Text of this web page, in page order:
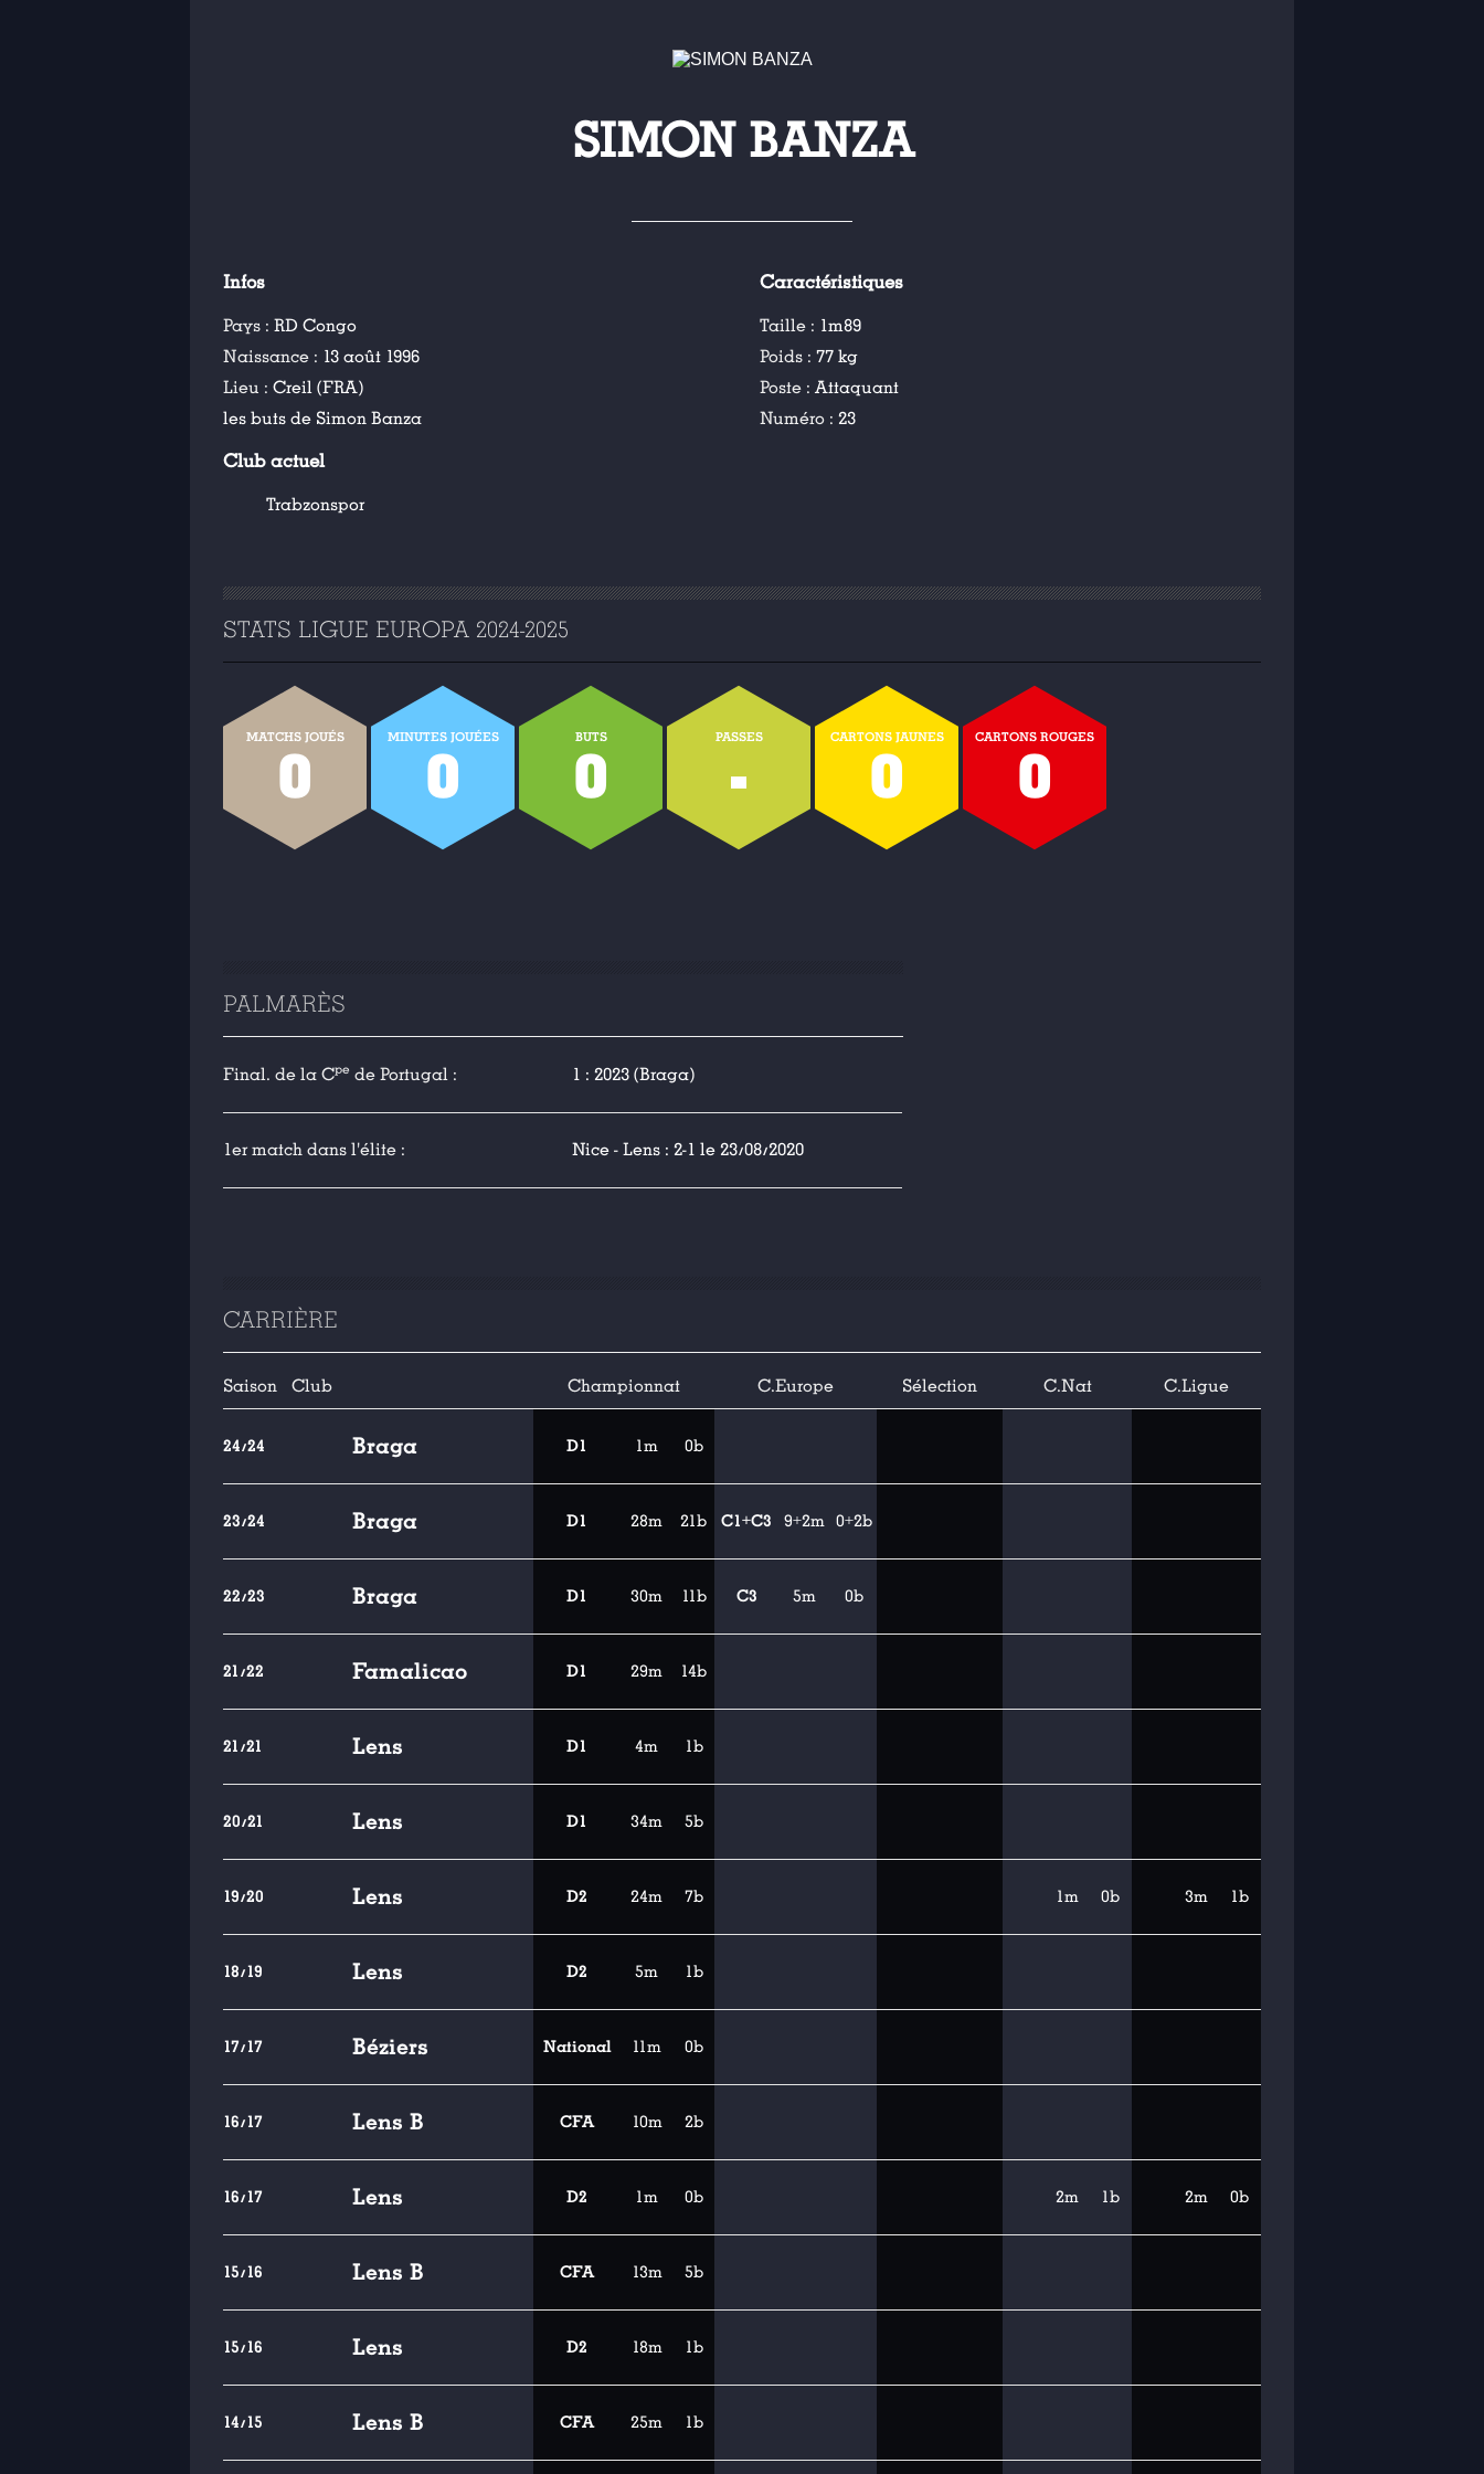
SIMON BANZA
Infos
Pays : RD Congo
Naissance : 13 août 1996
Lieu : Creil (FRA)
les buts de Simon Banza
Caractéristiques
Taille : 1m89
Poids :77 kg
Poste :Attaquant
Numéro :23
Club actuel
Trabzonspor
STATS LIGUE EUROPA 2024-2025
MATCHS JOUÉS
0
MINUTES JOUÉES
0
BUTS
0
PASSES
-
CARTONS JAUNES
0
CARTONS ROUGES
0
PALMARÈS
Final. de la Cpe de Portugal : 1 : 2023 (Braga)
1er match dans l'élite : Nice - Lens : 2-1 le 23/08/2020
CARRIÈRE
Saison Club Championnat C.Europe Sélection C.Nat C.Ligue
24/24 Braga D1 1m 0b
23/24 Braga D1 28m 21b C1+C3 9+2m 0+2b
22/23 Braga D1 30m 11b C3 5m 0b
21/22 Famalicao D1 29m 14b
21/21 Lens D1 4m 1b
20/21 Lens D1 34m 5b
19/20 Lens D2 24m 7b 1m 0b 3m 1b
18/19 Lens D2 5m 1b
17/17 Béziers National 11m 0b
16/17 Lens B CFA 10m 2b
16/17 Lens D2 1m 0b 2m 1b 2m 0b
15/16 Lens B CFA 13m 5b
15/16 Lens D2 18m 1b
14/15 Lens B CFA 25m 1b